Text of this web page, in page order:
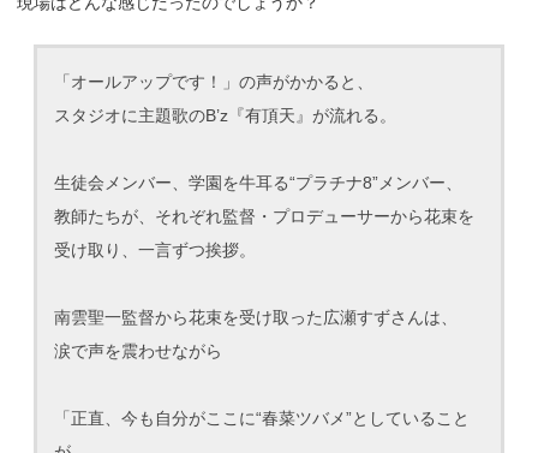
「オールアップです！」の声がかかると、
スタジオに主題歌のB’z『有頂天』が流れる。
生徒会メンバー、学園を牛耳る“プラチナ8”メンバー、
教師たちが、それぞれ監督・プロデューサーから花束を
受け取り、一言ずつ挨拶。
南雲聖一監督から花束を受け取った広瀬すずさんは、
涙で声を震わせながら
「正直、今も自分がここに“春菜ツバメ”としていること